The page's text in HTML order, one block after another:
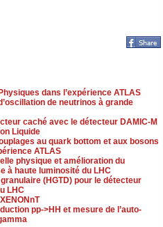
dans l’expérience ATLAS
de neutrinos à grande
caché avec le détecteur DAMIC-M
Liquide
au quark bottom et aux bosons
ATLAS
physique et amélioration du
à haute luminosité du LHC
(HGTD) pour le détecteur
LHC
pp->HH et mesure de l’auto-